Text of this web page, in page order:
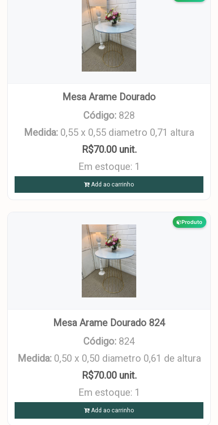
Mesa Arame Dourado
Código: 828
Medida: 0,55 x 0,55 diametro 0,71 altura
R$70.00 unit.
Em estoque: 1
Add ao carrinho
Produto
Mesa Arame Dourado 824
Código: 824
Medida: 0,50 x 0,50 diametro 0,61 de altura
R$70.00 unit.
Em estoque: 1
Add ao carrinho